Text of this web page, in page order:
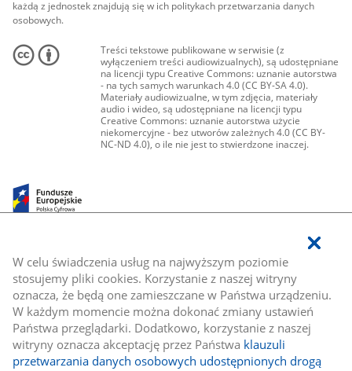
W celu świadczenia usług na najwyższym poziomie
stosujemy pliki cookies. Korzystanie z naszej witryny
oznacza, że będą one zamieszczane w Państwa urządzeniu.
W każdym momencie można dokonać zmiany ustawień
Państwa przeglądarki. Dodatkowo, korzystanie z naszej
witryny oznacza akceptację przez Państwa klauzuli
przetwarzania danych osobowych udostępnionych drogą
każdą z jednostek znajdują się w ich politykach przetwarzania danych
osobowych.
Treści tekstowe publikowane w serwisie (z
wyłączeniem treści audiowizualnych), są udostępniane
na licencji typu Creative Commons: uznanie autorstwa
- na tych samych warunkach 4.0 (CC BY-SA 4.0).
Materiały audiowizualne, w tym zdjęcia, materiały
audio i wideo, są udostępniane na licencji typu
Creative Commons: uznanie autorstwa użycie
niekomercyjne - bez utworów zależnych 4.0 (CC BY-
NC-ND 4.0), o ile nie jest to stwierdzone inaczej.